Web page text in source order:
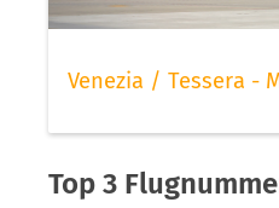
Venezia / Tessera -
Top 3